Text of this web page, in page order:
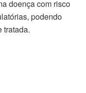
doença com risco
podendo
tratada.